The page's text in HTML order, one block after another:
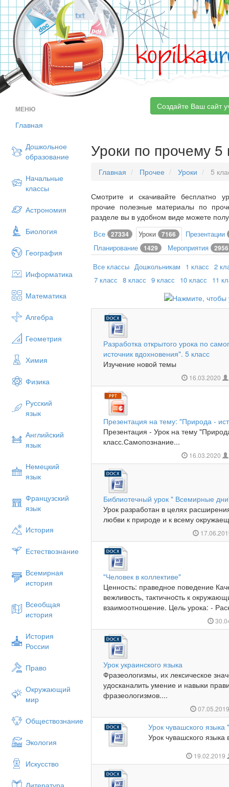
kopilka
МЕНЮ
Главная
Дошкольное
образование
Начальные
классы
Астрономия
Биология
География
Информатика
Математика
Алгебра
Геометрия
Химия
Физика
Русский
язык
Английский
язык
Немецкий
язык
Французский
язык
История
Естествознание
Всемирная
история
Всеобщая
история
История
России
Право
Окружающий
мир
Обществознание
Экология
Искусство
Литература
Создайте Ваш сайт
Уроки по прочему 5
Главная Прочее Уроки 5
Смотрите и скачивайте бесплатно
прочие полезные материалы по
разделе вы в удобном виде можете
Все 27334 Уроки 7166
Презентации
Планирование 1429 Мероприятия 2956
Все классы Дошкольникам 1 класс 2
7 класс 8 класс 9 класс 10 класс 11
Разработка открытого урока по
источник вдохновения". 5 класс
Изучение новой темы
16.03.2020
Презентация на тему: "Природа -
Презентация - Урок на тему
класс.Самопознание...
16.03.2020
Библиотечный урок " Всемирные
Урок разработан в целях
любви к природе и к всему
"Человек в коллективе"
Ценность: праведное поведение
вежливость, тактичноcть к
взаимоотношение. Цель урока: -
Урок украинского языка
Фразеологизмы, их лексическое
удосканалить умение и навыки
фразеологизмов....
Урок чувашского
Урок чувашского
19.02.2019